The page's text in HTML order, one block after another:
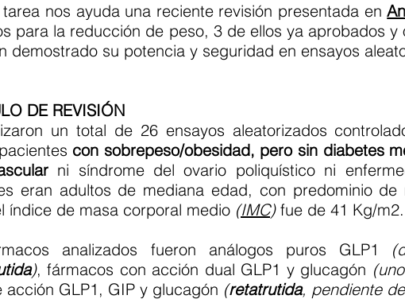
tarea nos ayuda una reciente revisión presentada en
para la reducción de peso, 3 de ellos ya aprobados
demostrado su potencia y seguridad en ensayos
DE REVISIÓN
un total de 26 ensayos aleatorizados
con sobrepeso/obesidad, pero sin diabetes
ni síndrome del ovario poliquístico ni
eran adultos de mediana edad, con predominio de
índice de masa corporal medio (IMC) fue de 41 Kg/m2.
analizados fueron análogos puros GLP1
), fármacos con acción dual GLP1 y glucagón
acción GLP1, GIP y glucagón (retatrutida, pendiente